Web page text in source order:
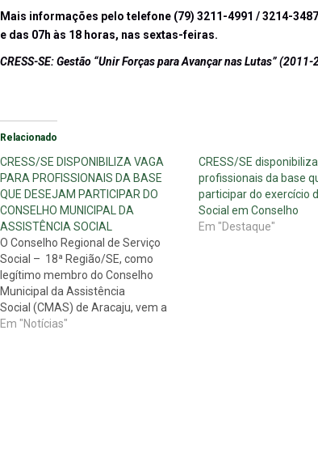
Mais informações pelo telefone (79) 3211-4991 / 3214-
e das 07h às 18 horas, nas sextas-feiras.
CRESS-SE: Gestão “Unir Forças para Avançar nas Lutas” (2011-
Relacionado
CRESS/SE DISPONIBILIZA VAGA
PARA PROFISSIONAIS DA BASE
QUE DESEJAM PARTICIPAR DO
CONSELHO MUNICIPAL DA
ASSISTÊNCIA SOCIAL
O Conselho Regional de Serviço
Social – 18ª Região/SE, como
legítimo membro do Conselho
Municipal da Assistência
Social (CMAS) de Aracaju, vem a
público colocar à disposição dos
Em "Notícias"
CRESS/SE
profissionais da base
participar do exercício
Social em Conselho
Em "Destaque"